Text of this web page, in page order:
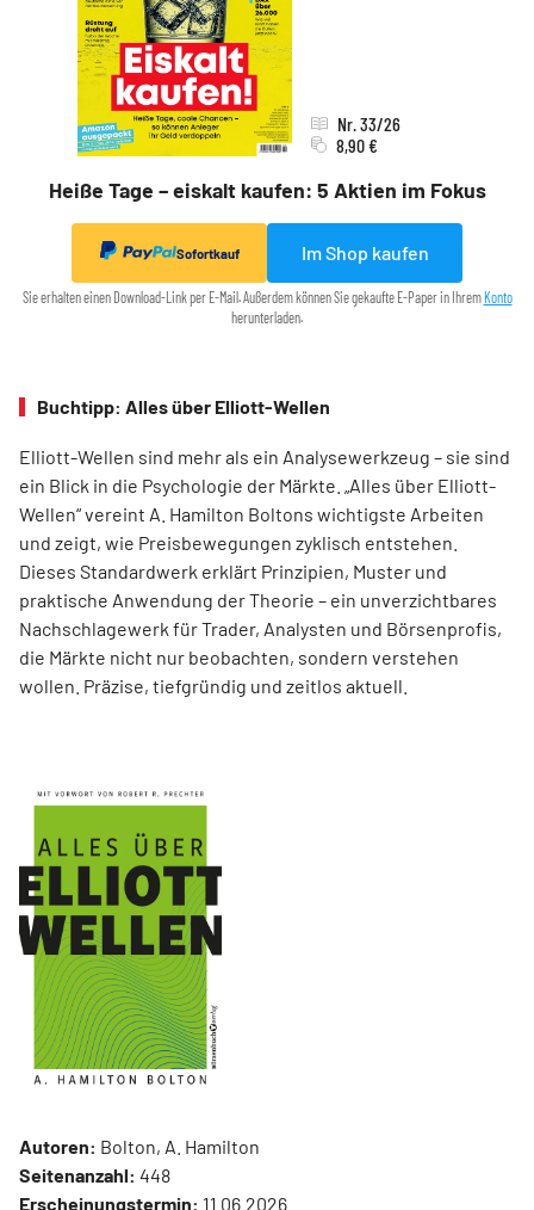
Heiße Tage – eiskalt kaufen: 5 Aktien im Fokus
Nr. 33/26
8,90 €
Sofortkauf Im Shop kaufen
Sie erhalten einen Download-Link per E-Mail. Außerdem können Sie gekaufte E-Paper in Ihrem Konto
herunterladen.
Buchtipp: Alles über Elliott-Wellen
Elliott-Wellen sind mehr als ein Analysewerkzeug – sie sind
ein Blick in die Psychologie der Märkte. „Alles über Elliott-
Wellen“ vereint A. Hamilton Boltons wichtigste Arbeiten
und zeigt, wie Preisbewegungen zyklisch entstehen.
Dieses Standardwerk erklärt Prinzipien, Muster und
praktische Anwendung der Theorie – ein unverzichtbares
Nachschlagewerk für Trader, Analysten und Börsenprofis,
die Märkte nicht nur beobachten, sondern verstehen
wollen. Präzise, tiefgründig und zeitlos aktuell.
Autoren: Bolton, A. Hamilton
Seitenanzahl: 448
Erscheinungstermin: 11.06.2026